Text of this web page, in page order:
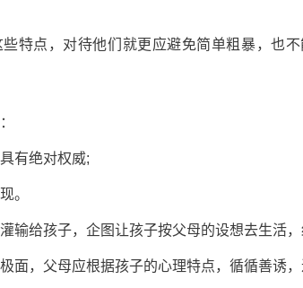
点，对待他们就更应避免简单粗暴，也不
有绝对权威;
。
给孩子，企图让孩子按父母的设想去生活，
，父母应根据孩子的心理特点，循循善诱，